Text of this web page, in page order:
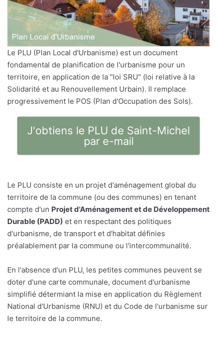
Le PLU (Plan Local d'Urbanisme) est un document
fondamental de planification de l'urbanisme pour un
territoire, en application de la "loi SRU" (loi relative à la
Solidarité et au Renouvellement Urbain). Il remplace
progressivement le POS (Plan d'Occupation des Sols).
J'obtiens le PLU de Saint-Michel
par e-mail
Le PLU consiste en un projet d'aménagement global du
territoire de la commune (ou des communes) en tenant
compte d'un Projet d'Aménagement et de Développement
Durable (PADD) et en respectant des politiques
d'urbanisme, de transport et d'habitat définies
préalablement par la commune ou l'intercommunalité.
En l'absence d'un PLU, les petites communes peuvent se
doter d'une carte communale, document d'urbanisme
simplifié détermiant la mise en application du Règlement
National d'Urbanisme (RNU) et du Code de l'urbanisme sur
le territoire de la commune.